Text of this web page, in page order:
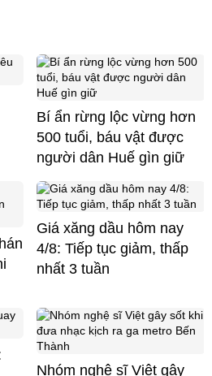
Bí ẩn rừng lộc vừng hơn
500 tuổi, báu vật được
người dân Huế gìn giữ
Giá xăng dầu hôm nay
4/8: Tiếp tục giảm, thấp
nhất 3 tuần
Nhóm nghệ sĩ Việt gây